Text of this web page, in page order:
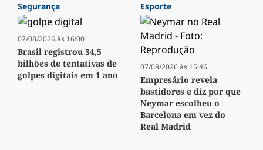
Segurança
07/08/2026 às 16:00
Brasil registrou 34,5
bilhões de tentativas de
golpes digitais em 1 ano
Esporte
07/08/2026 às 15:46
Empresário revela
bastidores e diz por que
Neymar escolheu o
Barcelona em vez do
Real Madrid